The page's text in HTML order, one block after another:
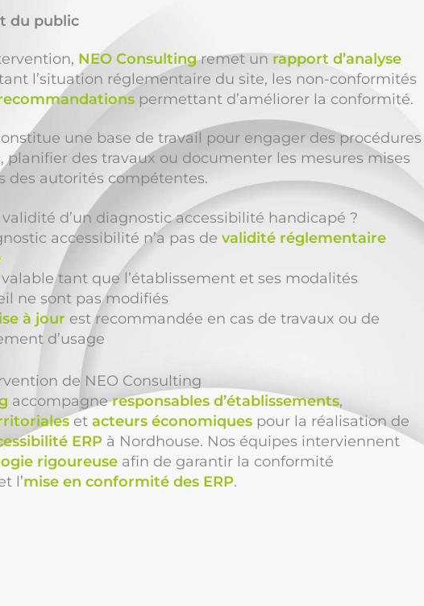
du public
NEO Consultingremet unrapport d’analyse
l’situation réglementaire du site, les non-conformités
permettant d’améliorer la conformité.
une base de travail pour engager des procédures
planifier des travaux ou documenter les mesures mises
des autorités compétentes.
d’un diagnostic accessibilité handicapé ?
accessibilité n’a pas de validité réglementaire
tant que l’établissement et ses modalités
ne sont pas modifiés
à jour est recommandée en cas de travaux ou de
d’usage
de NEO Consulting
accompagneresponsables d’établissements,
et acteurs économiques pour la réalisation de
ERP à Nordhouse. Nos équipes interviennent
rigoureuse afin de garantir la conformité
l’mise en conformité des ERP.